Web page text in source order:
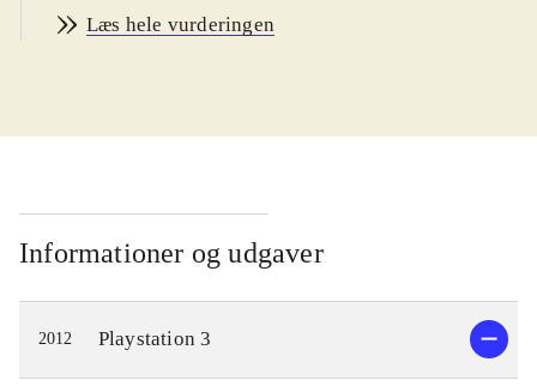
og grimt sprog. Ikonerne er i dén
Atelier-serie, og det tredje som er
Gameplay er i store træk meget
lignende forgængeren i serien,
Atelier Totori - the adventurer of
Arland. Hovedpersonen i
nærværende spil er prinsessen
Meruru, som egentlig ikke gider være
Læs hele vurderingen
Informationer og udgaver
2012 Playstation 3